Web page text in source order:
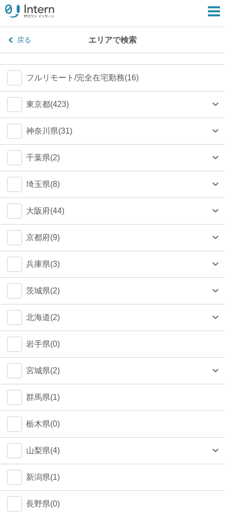
戻る エリアで検索
フルリモート/完全在宅勤務(16)
東京都(423)
港区(79)
渋谷区(75)
新宿区(67)
千代田区(54)
中央区(50)
品川区(30)
豊島区(14)
目黒区(14)
文京区(13)
世田谷区(7)
台東区(5)
神奈川県(31)
横浜市(23)
川崎市(4)
鎌倉市(1)
大和市(0)
千葉県(2)
船橋市(0)
千葉市(0)
埼玉県(8)
さいたま市(4)
大阪府(44)
大阪市(39)
豊中市(3)
吹田市(1)
京都府(9)
京都市(9)
兵庫県(3)
神戸市(1)
茨城県(2)
つくば市(1)
北海道(2)
札幌市(1)
岩手県(0)
宮城県(2)
仙台市(2)
群馬県(1)
栃木県(0)
山梨県(4)
甲府市(4)
新潟県(1)
長野県(0)